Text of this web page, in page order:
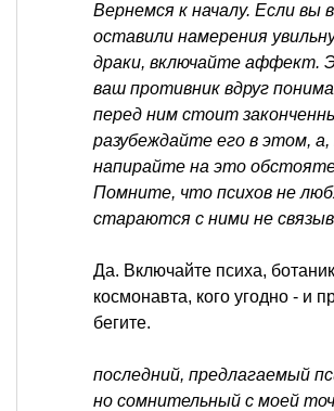
Вернемся к началу. Если вы
оставили намерения
драки, включайте аффект.
ваш противник вдруг
перед ним стоит
разубеждайте его в этом,
напирайте на это
Помните, что психов не
стараются с ними не
Да. Включайте психа,
космонавта, кого угодно - и
бегите.
последний, предлагаемый
но сомнительный с моей